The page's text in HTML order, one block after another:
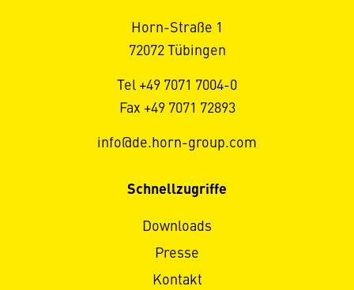
Horn-Straße 1
72072 Tübingen
Tel +49 7071 7004-0
Fax +49 7071 72893
info@de.horn-group.com
Schnellzugriffe
Downloads
Presse
Kontakt